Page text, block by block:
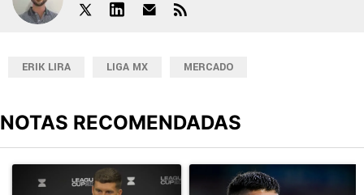
ERIK LIRA LIGA MX MERCADO
NOTAS RECOMENDADAS
Un artículo de tendencia con el título "DT de Philadelphia dijo
Un artículo de tendencia con